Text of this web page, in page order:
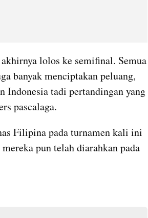
lolos ke semifinal. Semua
banyak menciptakan peluang,
Indonesia tadi pertandingan yang
pascalaga.
Filipina pada turnamen kali ini
pun telah diarahkan pada